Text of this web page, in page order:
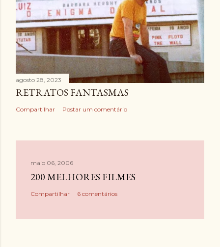
agosto 28, 2023
RETRATOS FANTASMAS
Compartilhar Postar um comentário
maio 06, 2006
200 MELHORES FILMES
Compartilhar 6 comentários